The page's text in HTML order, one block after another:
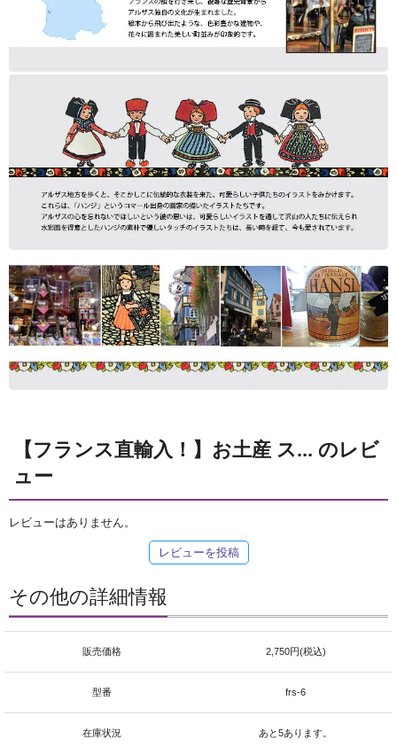
【フランス直輸入！】お土産 ス... のレビ
ュー
レビューはありません。
レビューを投稿
その他の詳細情報
販売価格 2,750円(税込)
型番 frs-6
在庫状況 あと5あります。